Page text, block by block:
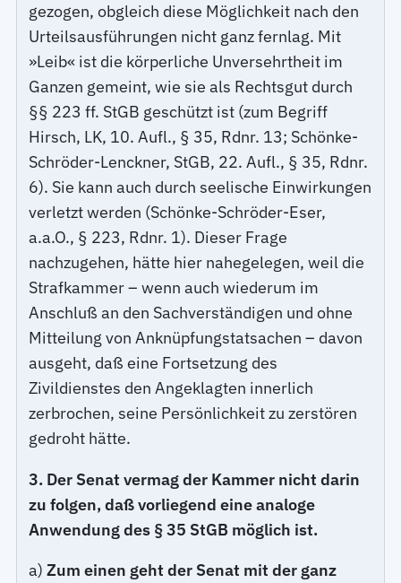
gezogen, obgleich diese Möglichkeit nach den
Urteilsausführungen nicht ganz fernlag. Mit
»Leib« ist die körperliche Unversehrtheit im
Ganzen gemeint, wie sie als Rechtsgut durch
§§ 223 ff. StGB geschützt ist (zum Begriff
Hirsch, LK, 10. Aufl., § 35, Rdnr. 13; Schönke-
Schröder-Lenckner, StGB, 22. Aufl., § 35, Rdnr.
6). Sie kann auch durch seelische Einwirkungen
verletzt werden (Schönke-Schröder-Eser,
a.a.O., § 223, Rdnr. 1). Dieser Frage
nachzugehen, hätte hier nahegelegen, weil die
Strafkammer – wenn auch wiederum im
Anschluß an den Sachverständigen und ohne
Mitteilung von Anknüpfungstatsachen – davon
ausgeht, daß eine Fortsetzung des
Zivildienstes den Angeklagten innerlich
zerbrochen, seine Persönlichkeit zu zerstören
gedroht hätte.
3. Der Senat vermag der Kammer nicht darin
zu folgen, daß vorliegend eine analoge
Anwendung des § 35 StGB möglich ist.
a)Zum einen geht der Senat mit der ganz